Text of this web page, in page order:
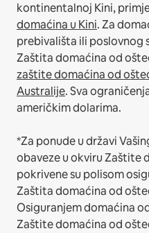
kontinentalnoj Kini,
domaćina u Kini.Za
prebivališta ili poslovnog
Zaštita domaćina od
zaštite domaćina od
Australije. Sva
američkim dolarima.
*Za ponude u državi
obaveze u okviru Zaštite
pokrivene su polisom
Zaštita domaćina od
Osiguranjem domaćina
Zaštite domaćina od